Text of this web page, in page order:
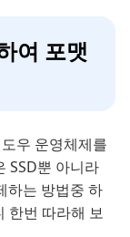
여 포맷
우 운영체제를
SSD뿐 아니라
하는 방법중 하
한번 따라해 보